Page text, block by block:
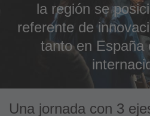
la región se
referente de
tanto en España
Una jornada con 3